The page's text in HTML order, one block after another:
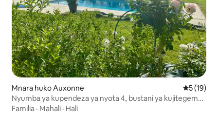
Mnara huko Auxonne Ukadiriaji
5 (19)
Nyumba ya kupendeza ya nyota 4, bustani ya kujitegemea
na bwawa la kuogelea
Familia · Mahali · Hali